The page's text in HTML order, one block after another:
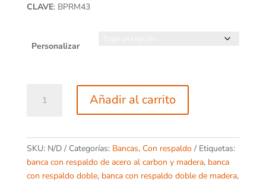
CLAVE: BPRM43
Personalizar
Premium
Añadir al carrito
SKU: N/D Categorías: Bancas, Con respaldo
Etiquetas:
banca con respaldo de acero al carbon y madera, banca
con respaldo doble, banca con respaldo doble de madera,